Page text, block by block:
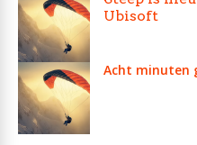
Ubisoft
Acht minuten